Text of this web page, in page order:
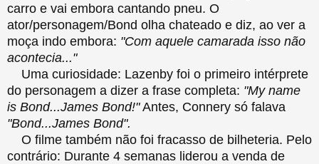
carro e vai embora cantando pneu. O
ator/personagem/Bond olha chateado e diz, ao ver a
moça indo embora: "Com aquele camarada isso não
acontecia..."
Uma curiosidade: Lazenby foi o primeiro intérprete
do personagem a dizer a frase completa: "My name
is Bond...James Bond!"Antes, Connery só falava
"Bond...James Bond".
O filme também não foi fracasso de bilheteria. Pelo
contrário: Durante 4 semanas liderou a venda de